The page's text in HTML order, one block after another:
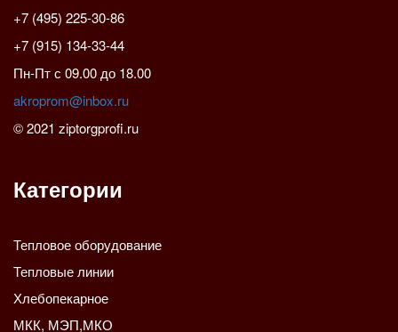
+7 (495) 225-30-86
+7 (915) 134-33-44
Пн-Пт с 09.00 до 18.00
akroprom@inbox.ru
© 2021 ziptorgprofi.ru
Категории
Тепловое оборудование
Тепловые линии
Хлебопекарное
МКК, МЭП,МКО